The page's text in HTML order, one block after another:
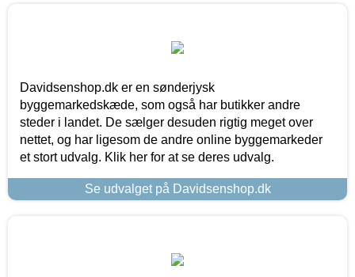
Davidsenshop.dk er en sønderjysk
byggemarkedskæde, som også har butikker andre
steder i landet. De sælger desuden rigtig meget over
nettet, og har ligesom de andre online byggemarkeder
et stort udvalg. Klik her for at se deres udvalg.
Se udvalget på Davidsenshop.dk